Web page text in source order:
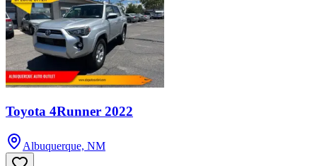
Toyota 4Runner 2022
Albuquerque, NM